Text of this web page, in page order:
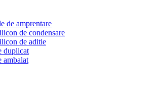
de amprentare
de condensare
de aditie
duplicat
ambalat